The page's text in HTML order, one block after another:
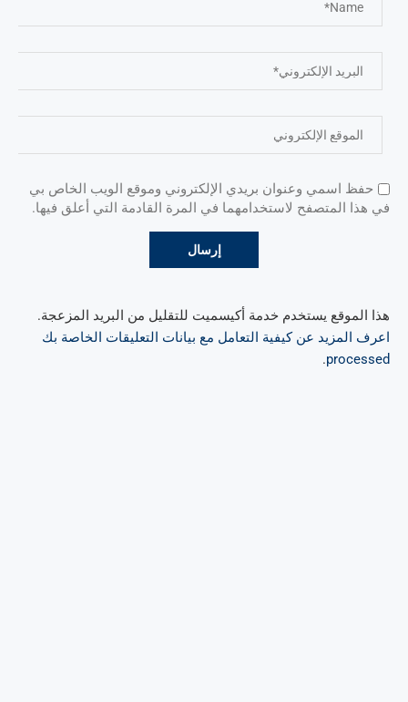
حفظ اسمي وعنوان بريدي الإلكتروني وموقع الويب الخاص بي
في هذا المتصفح لاستخدامهما في المرة القادمة التي أعلق فيها.
هذا الموقع يستخدم خدمة أكيسميت للتقليل من البريد المزعجة.
اعرف المزيد عن كيفية التعامل مع بيانات التعليقات الخاصة بك
processed
.